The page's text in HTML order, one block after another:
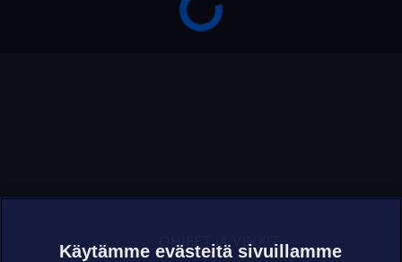
OHJEET JA VINKIT
Käytämme evästeitä sivuillamme